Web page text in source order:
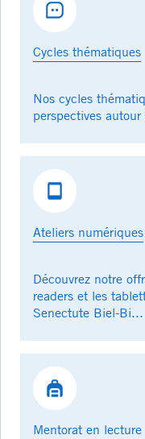
Cycles thématiques
Nos cycles
perspectives
Ateliers numériques
Découvrez notre
readers et les
Senectute Biel-Bi...
Mentorat en lecture